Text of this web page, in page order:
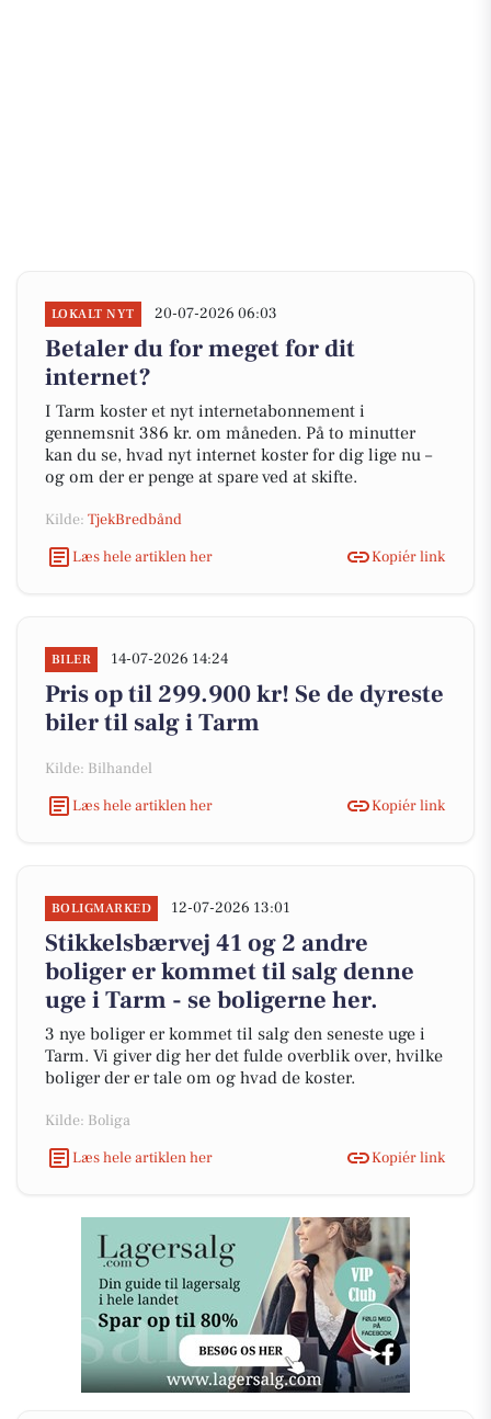
LOKALT NYT 20-07-2026 06:03
Betaler du for meget for dit
internet?
I Tarm koster et nyt internetabonnement i
gennemsnit 386 kr. om måneden. På to minutter
kan du se, hvad nyt internet koster for dig lige nu –
og om der er penge at spare ved at skifte.
Kilde: TjekBredbånd
Læs hele artiklen her
Kopiér link
BILER 14-07-2026 14:24
Pris op til 299.900 kr! Se de dyreste
biler til salg i Tarm
Kilde: Bilhandel
Læs hele artiklen her
Kopiér link
BOLIGMARKED 12-07-2026 13:01
Stikkelsbærvej 41 og 2 andre
boliger er kommet til salg denne
uge i Tarm - se boligerne her.
3 nye boliger er kommet til salg den seneste uge i
Tarm. Vi giver dig her det fulde overblik over, hvilke
boliger der er tale om og hvad de koster.
Kilde: Boliga
Læs hele artiklen her
Kopiér link